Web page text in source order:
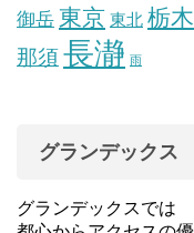
御岳 東京 東北 栃木
那須長瀞 雨
グランデックス
グランデックスでは